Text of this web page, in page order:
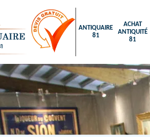
ANTIQUAIRE
81
ACHAT
ANTIQUITÉ
81